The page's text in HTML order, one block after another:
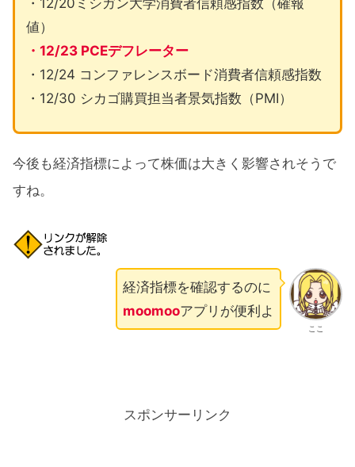
値）
・12/23 PCEデフレーター
・12/24 コンファレンスボード消費者信頼感指数
・12/30 シカゴ購買担当者景気指数（PMI）
今後も経済指標によって株価は大きく影響されそうで
すね。
ここ
経済指標を確認するのに
moomooアプリが便利よ
スポンサーリンク